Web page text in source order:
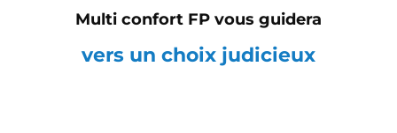
Multi confort FP vous guidera
vers un choix judicieux